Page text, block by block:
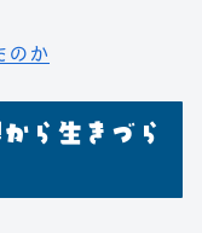
のか
ら生きづら